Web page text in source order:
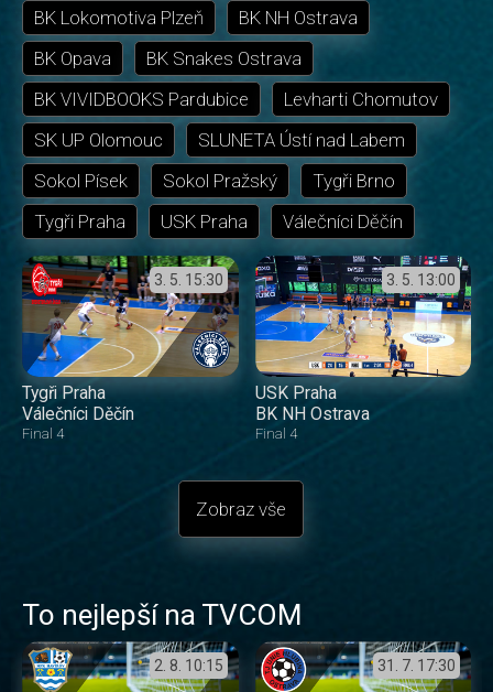
BK Lokomotiva Plzeň
BK NH Ostrava
BK Opava
BK Snakes Ostrava
BK VIVIDBOOKS Pardubice
Levharti Chomutov
SK UP Olomouc
SLUNETA Ústí nad Labem
Sokol Písek
Sokol Pražský
Tygři Brno
Tygři Praha
USK Praha Válečníci Děčín
3. 5. 15:30
Tygři Praha
Válečníci Děčín
Final 4
3. 5. 13:00
USK Praha
BK NH Ostrava
Final 4
Zobraz vše
To nejlepší na TVCOM
2. 8. 10:15 31. 7. 17:30